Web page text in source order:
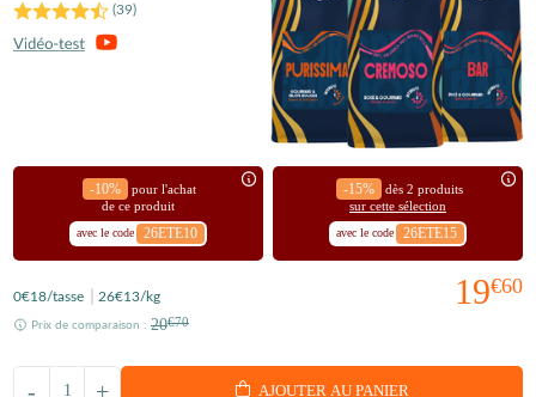
(39)
-10%
pour l'achat
de ce produit
avec le code 26ETE10
-15%
dès 2 produits
sur cette sélection
avec le code 26ETE15
19€60
0€18/tasse 26€13/kg
Prix de comparaison : 20€70
+
- AJOUTER AU PANIER